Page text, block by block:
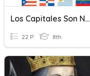
Los Capitales Son Normales
22 P 8th